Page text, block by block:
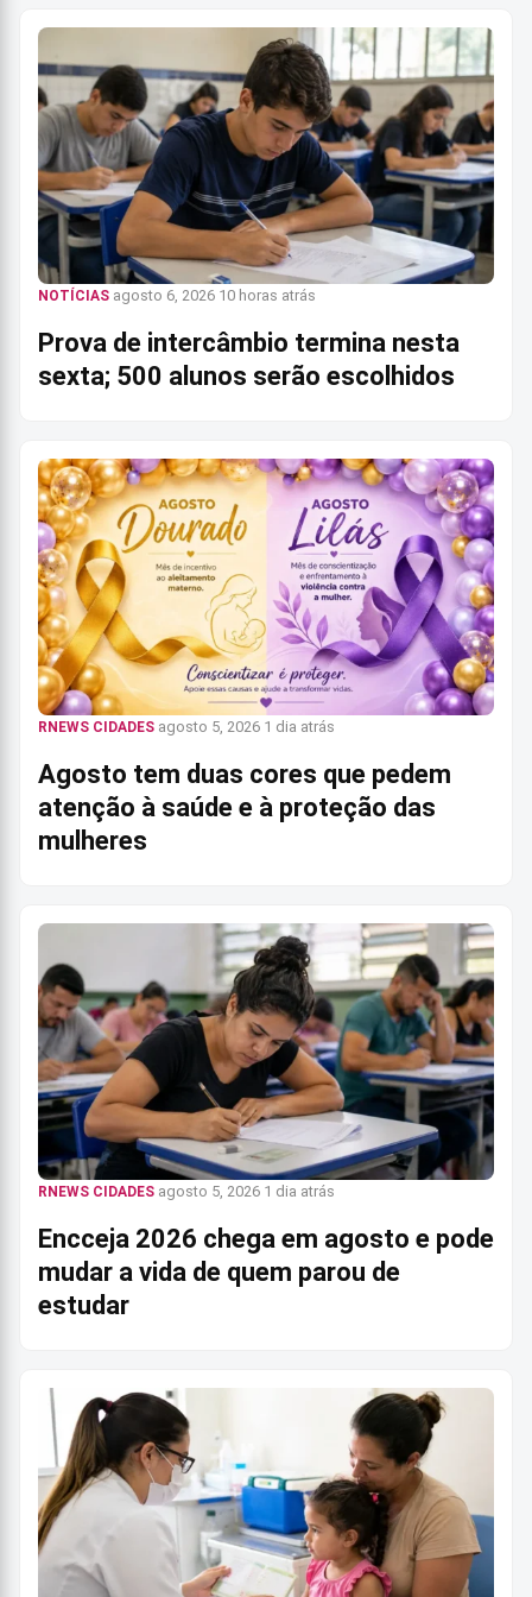
NOTÍCIAS agosto 6, 2026 10 horas atrás
Prova de intercâmbio termina nesta
sexta; 500 alunos serão escolhidos
RNEWS CIDADES agosto 5, 2026 1 dia atrás
Agosto tem duas cores que pedem
atenção à saúde e à proteção das
mulheres
RNEWS CIDADES agosto 5, 2026 1 dia atrás
Encceja 2026 chega em agosto e pode
mudar a vida de quem parou de
estudar